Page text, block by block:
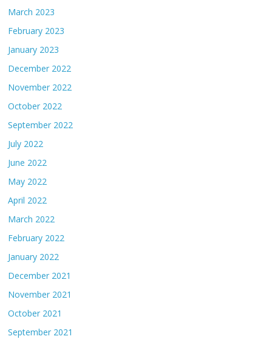
March 2023
February 2023
January 2023
December 2022
November 2022
October 2022
September 2022
July 2022
June 2022
May 2022
April 2022
March 2022
February 2022
January 2022
December 2021
November 2021
October 2021
September 2021